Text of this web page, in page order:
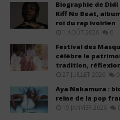
Biographie de
Kiff No Beat,
roi du rap ivoirien
1 AOÛT 2026 0
Festival des
célèbre le
tradition,
27 JUILLET 2026 0
Aya Nakamura :
reine de la pop
19 JANVIER 2026